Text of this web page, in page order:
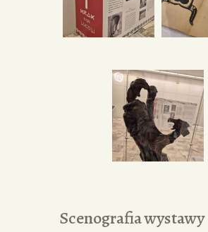
Scenografia wystawy